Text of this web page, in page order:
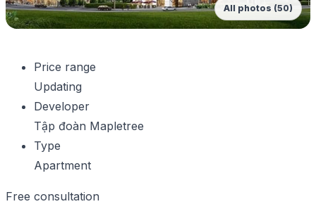
All photos (50)
Price range
Updating
Developer
Tập đoàn Mapletree
Type
Apartment
Free consultation